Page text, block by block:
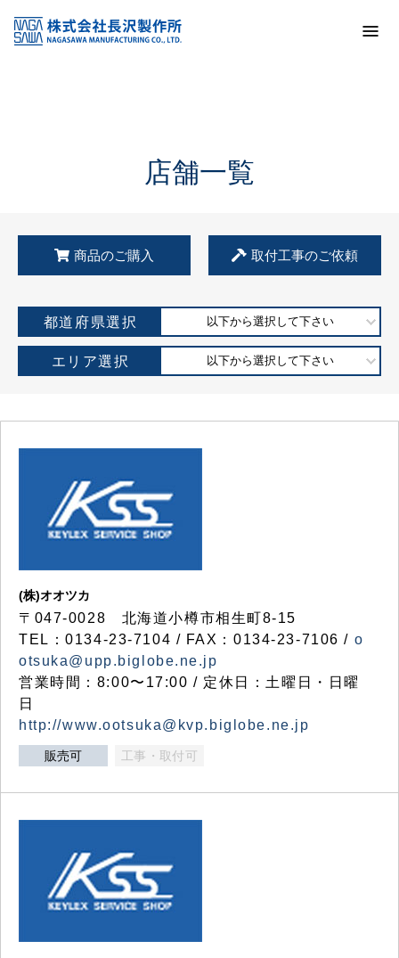
KSS加盟店・取扱店情報
店舗一覧
店舗一覧
商品のご購入 取付工事のご依頼
都道府県選択 以下から選択して下さい
エリア選択 以下から選択して下さい
(株)オオツカ
〒047-0028 北海道小樽市相生町8-15
TEL：0134-23-7104 / FAX：0134-23-7106 / o
otsuka@upp.biglobe.ne.jp
営業時間：8:00〜17:00 / 定休日：土曜日・日曜
日
http://www.ootsuka@kvp.biglobe.ne.jp
販売可 工事・取付可